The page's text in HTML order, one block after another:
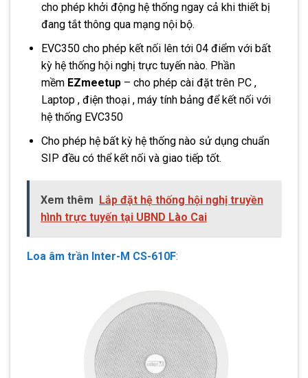
cho phép khởi động hệ thống ngay cả khi thiết bị
đang tắt thông qua mạng nội bộ.
EVC350 cho phép kết nối lên tới 04 điểm với bất
kỳ hệ thống hội nghị trực tuyến nào. Phần
mềm EZmeetup– cho phép cài đặt trên PC ,
Laptop , điện thoại , máy tính bảng để kết nối với
hệ thống EVC350
Cho phép hệ bất kỳ hệ thống nào sử dụng chuẩn
SIP đều có thể kết nối và giao tiếp tốt.
Xem thêm
Lắp đặt hệ thống hội nghị truyền
hình trực tuyến tại UBND Lào Cai
Loa âm trần Inter-M CS-610F: